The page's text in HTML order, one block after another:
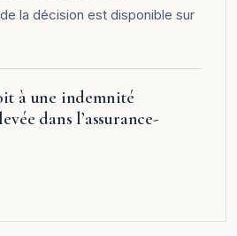
la décision est disponible sur
à une indemnité
dans l’assurance-